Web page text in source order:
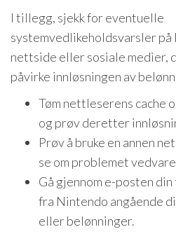
I tillegg, sjekk for eventuelle
systemvedlikeholdsvarsler
nettside eller sosiale medier,
påvirke innløsningen av
Tøm nettleserens cache
og prøv deretter
Prøv å bruke en annen
se om problemet
Gå gjennom e-posten
fra Nintendo angående
eller belønninger.